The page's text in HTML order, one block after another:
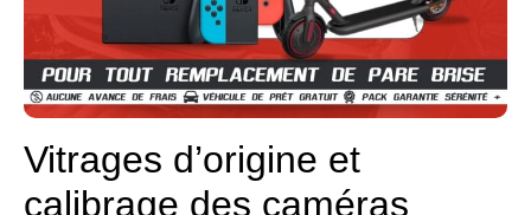
Vitrages d’origine et
calibrage des caméras